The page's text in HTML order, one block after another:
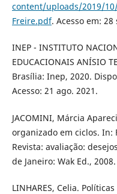
content/uploads/2019/
Freire.pdf. Acesso em: 28
INEP - INSTITUTO
EDUCACIONAIS ANÍSIO
Brasília: Inep, 2020.
Acesso: 21 ago. 2021.
JACOMINI, Márcia
organizado em ciclos. In:
Revista: avaliação:
de Janeiro: Wak Ed.,
LINHARES, Celia.